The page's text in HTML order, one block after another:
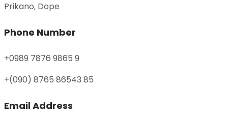
Prikano, Dope
Phone Number
+0989 7876 9865 9
+(090) 8765 86543 85
Email Address